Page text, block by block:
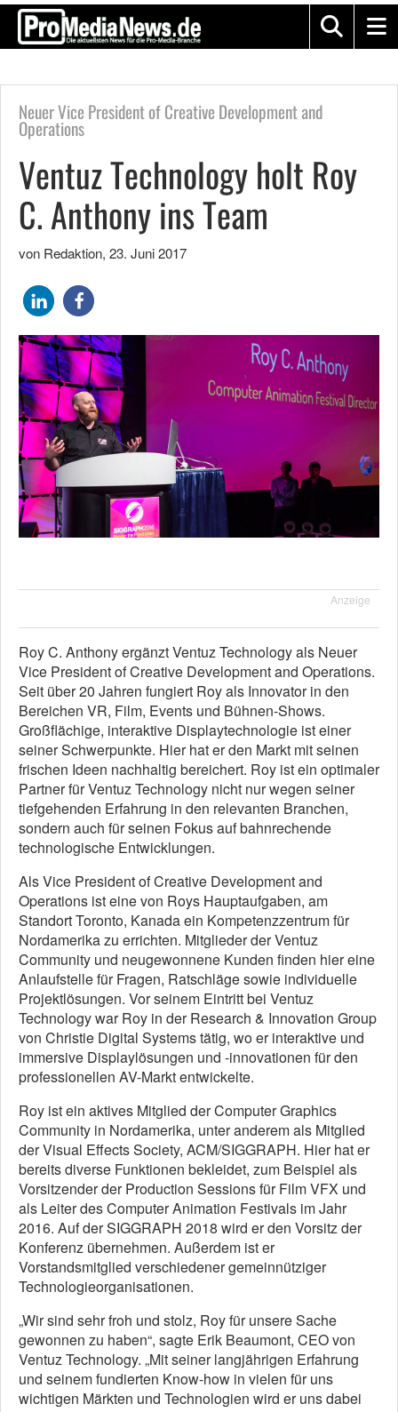
Neuer Vice President of Creative Development and
Operations
Ventuz Technology holt Roy
C. Anthony ins Team
von Redaktion, 23. Juni 2017
Anzeige
Roy C. Anthony ergänzt Ventuz Technology als Neuer
Vice President of Creative Development and Operations.
Seit über 20 Jahren fungiert Roy als Innovator in den
Bereichen VR, Film, Events und Bühnen-Shows.
Großflächige, interaktive Displaytechnologie ist einer
seiner Schwerpunkte. Hier hat er den Markt mit seinen
frischen Ideen nachhaltig bereichert. Roy ist ein optimaler
Partner für Ventuz Technology nicht nur wegen seiner
tiefgehenden Erfahrung in den relevanten Branchen,
sondern auch für seinen Fokus auf bahnrechende
technologische Entwicklungen.
Als Vice President of Creative Development and
Operations ist eine von Roys Hauptaufgaben, am
Standort Toronto, Kanada ein Kompetenzzentrum für
Nordamerika zu errichten. Mitglieder der Ventuz
Community und neugewonnene Kunden finden hier eine
Anlaufstelle für Fragen, Ratschläge sowie individuelle
Projektlösungen. Vor seinem Eintritt bei Ventuz
Technology war Roy in der Research & Innovation Group
von Christie Digital Systems tätig, wo er interaktive und
immersive Displaylösungen und -innovationen für den
professionellen AV-Markt entwickelte.
Roy ist ein aktives Mitglied der Computer Graphics
Community in Nordamerika, unter anderem als Mitglied
der Visual Effects Society, ACM/SIGGRAPH. Hier hat er
bereits diverse Funktionen bekleidet, zum Beispiel als
Vorsitzender der Production Sessions für Film VFX und
als Leiter des Computer Animation Festivals im Jahr
2016. Auf der SIGGRAPH 2018 wird er den Vorsitz der
Konferenz übernehmen. Außerdem ist er
Vorstandsmitglied verschiedener gemeinnütziger
Technologieorganisationen.
„Wir sind sehr froh und stolz, Roy für unsere Sache
gewonnen zu haben“, sagte Erik Beaumont, CEO von
Ventuz Technology. „Mit seiner langjährigen Erfahrung
und seinem fundierten Know-how in vielen für uns
wichtigen Märkten und Technologien wird er uns dabei